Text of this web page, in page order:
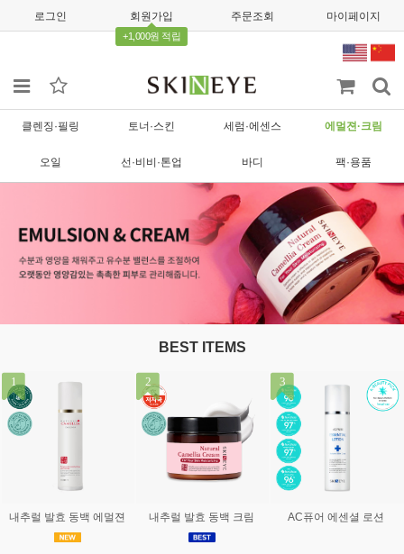
로그인 회원가입
+1,000원 적립
주문조회 마이페이지
클렌징·필링 토너·스킨 세럼·에센스 에멀젼·크림
오일 선·비비·톤업 바디 팩·용품
BEST ITEMS
1
내추럴 발효 동백 에멀젼
2
내추럴 발효 동백 크림
3
AC퓨어 에센셜 로션